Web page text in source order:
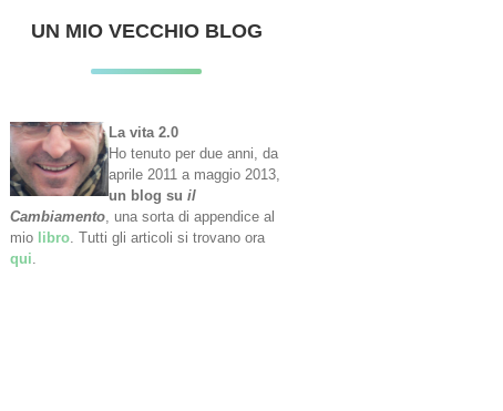
UN MIO VECCHIO BLOG
La vita 2.0
Ho tenuto per due anni, da
aprile 2011 a maggio 2013,
un blog su il
Cambiamento, una sorta di appendice al
mio libro. Tutti gli articoli si trovano ora
qui.